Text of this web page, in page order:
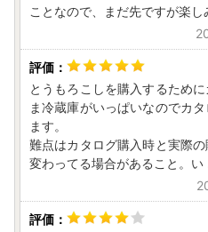
ことなので、まだ先ですが楽し
とうもろこしを購入するため
ま冷蔵庫がいっぱいなのでカ
ます。
難点はカタログ購入時と実際
変わってる場合があること。い